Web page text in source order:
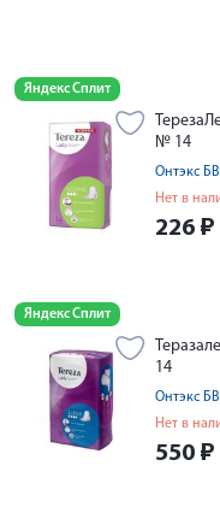
Яндекс Сплит
№ 14
Онтэкс
Нет в
226 ₽
Яндекс Сплит
14
Онтэкс
Нет в
550 ₽